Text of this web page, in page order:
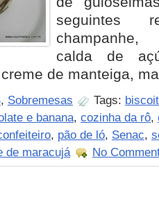
seguintes
calda de
de manteiga,
, Sobremesas Tags:
e banana, cozinha da rô,
, pão de ló, Senac,
de maracujá No